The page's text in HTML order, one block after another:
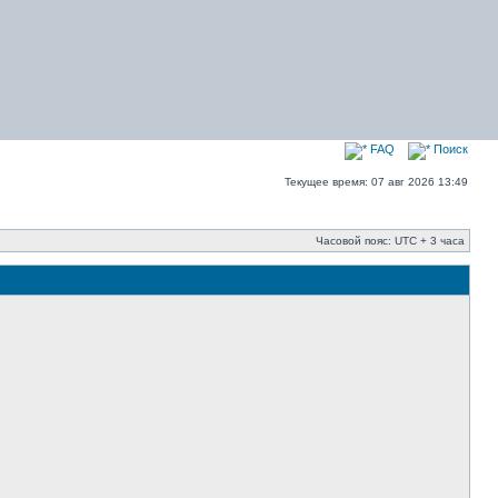
FAQ Поиск
Текущее время: 07 авг 2026 13:49
Часовой пояс: UTC + 3 часа